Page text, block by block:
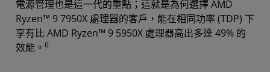
電源管理也是這一代的重點；這就是為何選擇 AMD
Ryzen™ 9 7950X 處理器的客戶，能在相同功率 (TDP) 下
享有比 AMD Ryzen™ 9 5950X 處理器高出多達 49% 的
效能。 6